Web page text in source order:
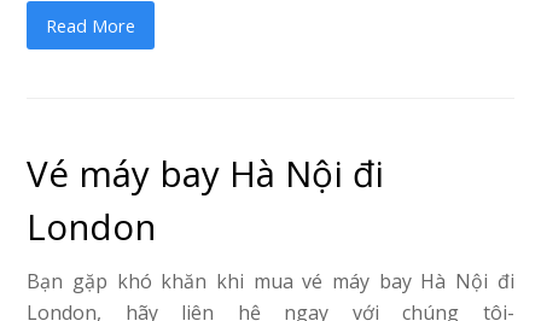
Read More
Vé máy bay Hà Nội đi
London
Bạn gặp khó khăn khi mua vé máy bay Hà Nội đi
London, hãy liên hệ ngay với chúng tôi-